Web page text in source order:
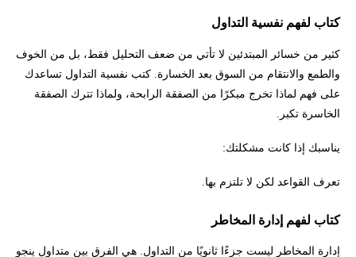
كتاب لفهم نفسية التداول
كثير من خسائر المبتدئين لا تأتي من ضعف التحليل فقط، بل من الخوف
والطمع والانتقام من السوق بعد الخسارة. كتب نفسية التداول تساعدك
على فهم لماذا تخرج مبكرًا من الصفقة الرابحة، ولماذا تترك الصفقة
الخاسرة تكبر.
يناسبك إذا كانت مشكلتك:
تعرف القواعد لكن لا تلتزم بها.
كتاب لفهم إدارة المخاطر
إدارة المخاطر ليست جزءًا ثانويًا من التداول. هي الفرق بين متداول ينجو